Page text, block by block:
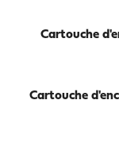
Cartouche
Cartouche